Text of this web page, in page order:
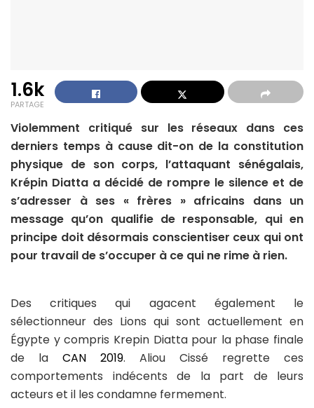
1.6k
PARTAGE
Violemment critiqué sur les réseaux dans ces
derniers temps à cause dit-on de la constitution
physique de son corps, l’attaquant sénégalais,
Krépin Diatta a décidé de rompre le silence et de
s’adresser à ses « frères » africains dans un
message qu’on qualifie de responsable, qui en
principe doit désormais conscientiser ceux qui ont
pour travail de s’occuper à ce qui ne rime à rien.
Des critiques qui agacent également le
sélectionneur des Lions qui sont actuellement en
Égypte y compris Krepin Diatta pour la phase finale
de la CAN 2019. Aliou Cissé regrette ces
comportements indécents de la part de leurs
acteurs et il les condamne fermement.